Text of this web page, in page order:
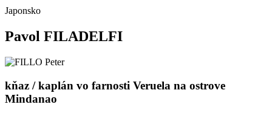
Japonsko
Pavol FILADELFI
kňaz / kaplán vo farnosti Veruela na ostrove
Mindanao